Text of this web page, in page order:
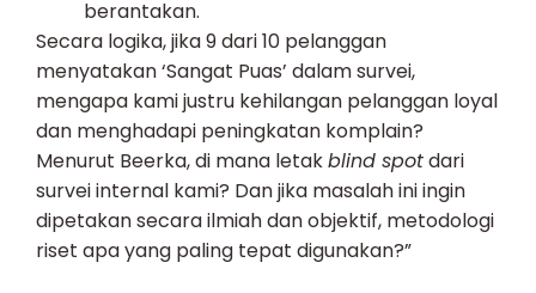
berantakan.
Secara logika, jika 9 dari 10 pelanggan
menyatakan ‘Sangat Puas’ dalam survei,
mengapa kami justru kehilangan pelanggan loyal
dan menghadapi peningkatan komplain?
Menurut Beerka, di mana letakblind spotdari
survei internal kami? Dan jika masalah ini ingin
dipetakan secara ilmiah dan objektif, metodologi
riset apa yang paling tepat digunakan?”